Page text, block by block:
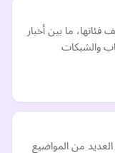
فئاتها، ما بين أخبار
والشبكات
من المواضيع